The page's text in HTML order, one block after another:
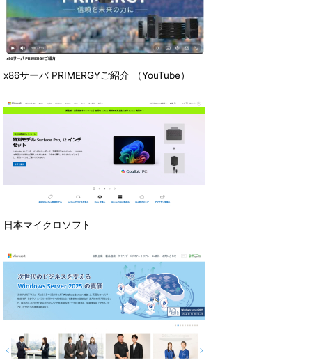
x86サーバ PRIMERGYご紹介 （YouTube）
日本マイクロソフト